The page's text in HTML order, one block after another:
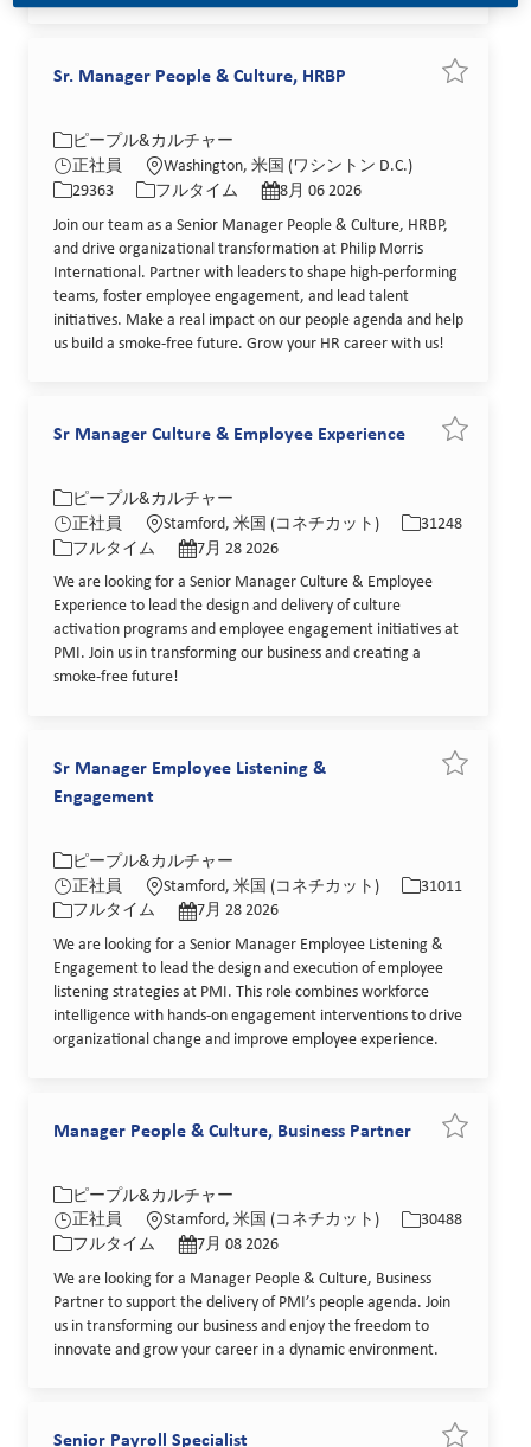
Sr. Manager People & Culture, HRBP
カテゴリー
ピープル&カルチャー
正社員
場所
Washington, 米国 (ワシントン D.C.)
求人ID
29363
役職
フルタイム
投稿日
8月 06 2026
Join our team as a Senior Manager People & Culture, HRBP,
and drive organizational transformation at Philip Morris
International. Partner with leaders to shape high-performing
teams, foster employee engagement, and lead talent
initiatives. Make a real impact on our people agenda and help
us build a smoke-free future. Grow your HR career with us!
Sr Manager Culture & Employee Experience
カテゴリー
ピープル&カルチャー
正社員
場所
Stamford, 米国 (コネチカット)
31248
役職
フルタイム
投稿日
7月 28 2026
We are looking for a Senior Manager Culture & Employee
Experience to lead the design and delivery of culture
activation programs and employee engagement initiatives at
PMI. Join us in transforming our business and creating a
smoke-free future!
Sr Manager Employee Listening &
Engagement
カテゴリー
ピープル&カルチャー
正社員
場所
Stamford, 米国 (コネチカット)
31011
役職
フルタイム
投稿日
7月 28 2026
We are looking for a Senior Manager Employee Listening &
Engagement to lead the design and execution of employee
listening strategies at PMI. This role combines workforce
intelligence with hands-on engagement interventions to drive
organizational change and improve employee experience.
Manager People & Culture, Business Partner
カテゴリー
ピープル&カルチャー
正社員
場所
Stamford, 米国 (コネチカット)
30488
役職
フルタイム
投稿日
7月 08 2026
We are looking for a Manager People & Culture, Business
Partner to support the delivery of PMI’s people agenda. Join
us in transforming our business and enjoy the freedom to
innovate and grow your career in a dynamic environment.
Senior Payroll Specialist